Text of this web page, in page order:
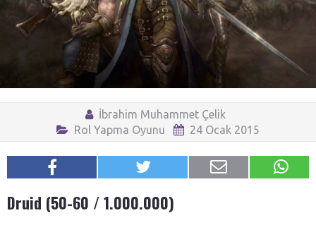
İbrahim Muhammet Çelik
Rol Yapma Oyunu
24 Ocak 2015
Druid (50-60 / 1.000.000)